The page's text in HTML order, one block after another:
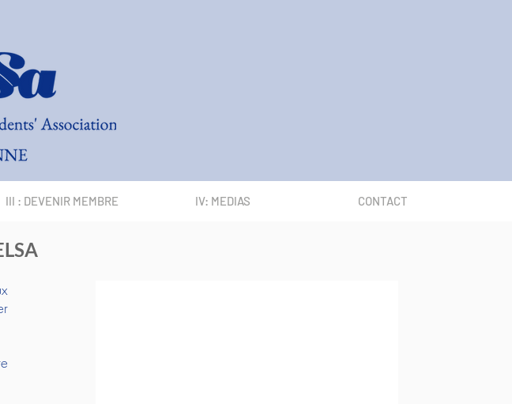
III : DEVENIR MEMBRE IV: MEDIAS CONTACT